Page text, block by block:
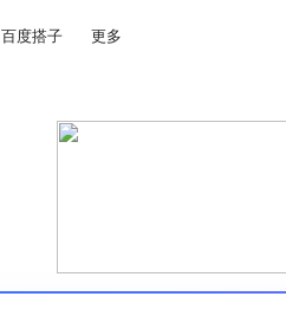
百度搭子 更多